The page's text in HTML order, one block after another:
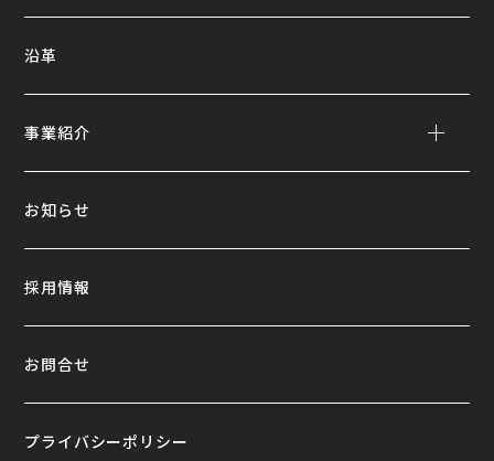
沿革
事業紹介
お知らせ
採用情報
お問合せ
プライバシーポリシー